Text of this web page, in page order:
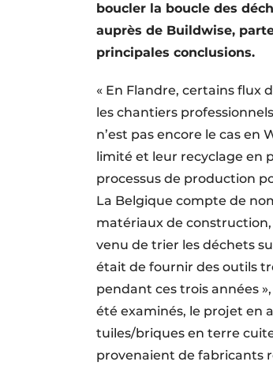
boucler la boucle des
auprès de Buildwise,
principales conclusions.
« En Flandre, certains flux
les chantiers
n’est pas encore le cas
limité et leur recyclage en
processus de production
La Belgique compte de
matériaux de
venu de trier les déchets
était de fournir des outils
pendant ces trois années
été examinés, le projet en
tuiles/briques en terre
provenaient de fabricants